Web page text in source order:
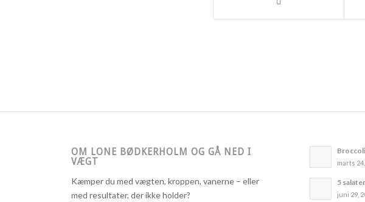
OM LONE BØDKERHOLM OG GÅ NED I
VÆGT
Kæmper du med vægten, kroppen, vanerne – eller
med resultater, der ikke holder?
marts
5
juni 29,